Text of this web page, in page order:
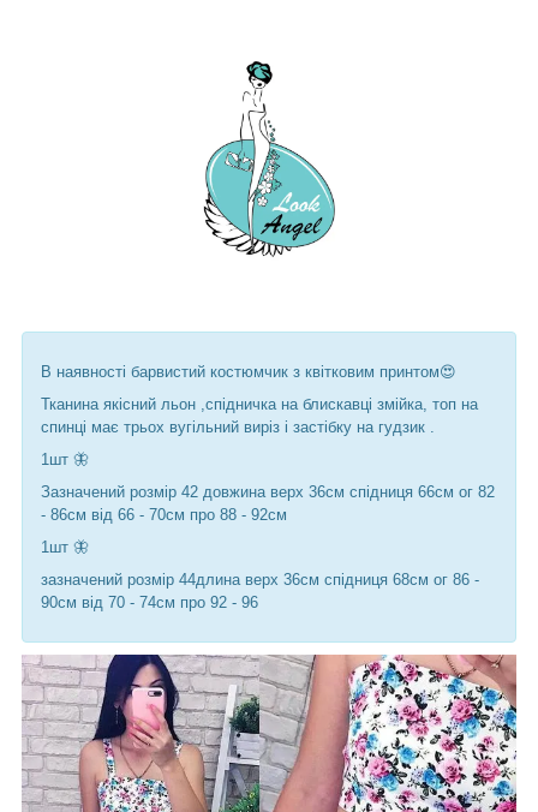
В наявності барвистий костюмчик з квітковим принтом😍
Тканина якісний льон ,спідничка на блискавці змійка, топ на
спинці має трьох вугільний виріз і застібку на гудзик .
1шт 🦋
Зазначений розмір 42 довжина верх 36см спідниця 66см ог 82
- 86см від 66 - 70см про 88 - 92см
1шт 🦋
зазначений розмір 44длина верх 36см спідниця 68см ог 86 -
90см від 70 - 74см про 92 - 96